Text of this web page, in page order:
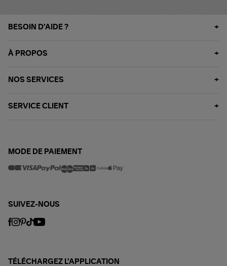
BESOIN D'AIDE ?
À PROPOS
NOS SERVICES
SERVICE CLIENT
MODE DE PAIEMENT
SUIVEZ-NOUS
TÉLÉCHARGEZ L'APPLICATION